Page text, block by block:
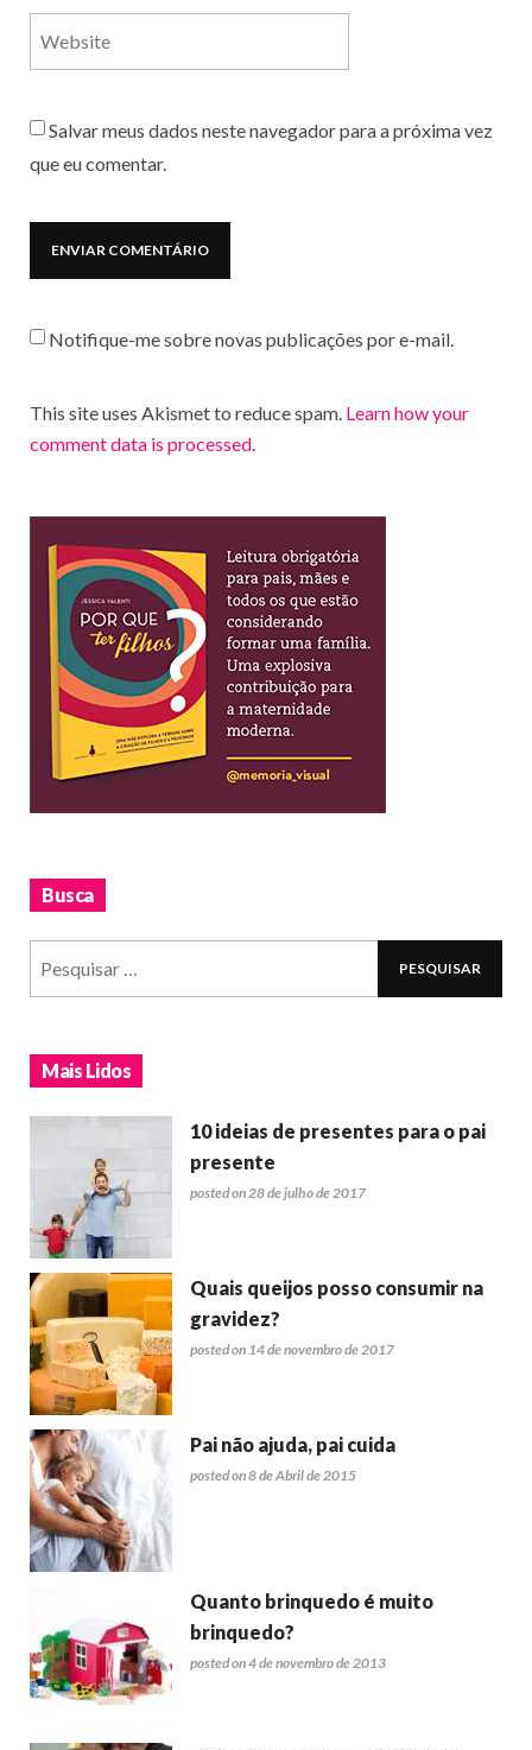
Salvar meus dados neste navegador para a próxima vez
que eu comentar.
Notifique-me sobre novas publicações por e-mail.
This site uses Akismet to reduce spam. Learn how your
comment data is processed.
Busca
Mais Lidos
10 ideias de presentes para o pai
presente
posted on 28 de julho de 2017
Quais queijos posso consumir na
gravidez?
posted on 14 de novembro de 2017
Pai não ajuda, pai cuida
posted on 8 de Abril de 2015
Quanto brinquedo é muito
brinquedo?
posted on 4 de novembro de 2013